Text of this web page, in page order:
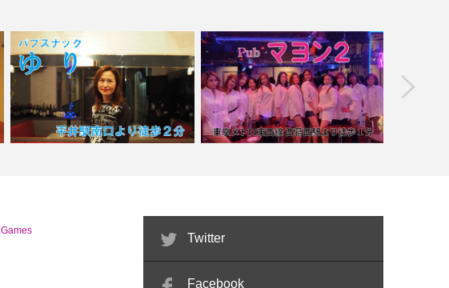
【平井】パブスナックゆり【喫煙目的
【西葛西】フィリピンパブ マヨン２
Games
Twitter
Facebook